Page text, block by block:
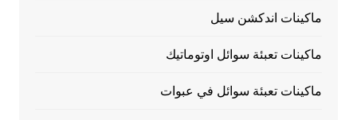
ماكينات اندكشن سيل
ماكينات تعبئة سوائل اوتوماتيك
ماكينات تعبئة سوائل في عبوات